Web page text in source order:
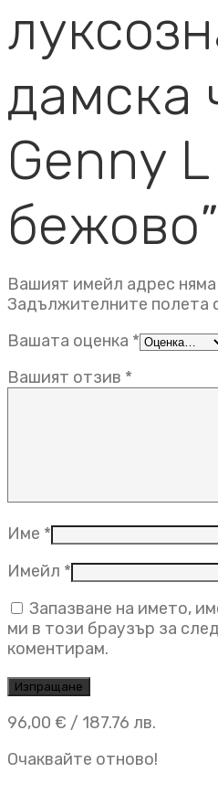
дамска
Genny L
бежово”
Вашият имейл адрес
Задължителните полета
Вашата оценка *
Вашият отзив *
Име *
Имейл *
Запазване на името,
ми в този браузър за
коментирам.
96,00 € / 187.76 лв.
Очаквайте отново!